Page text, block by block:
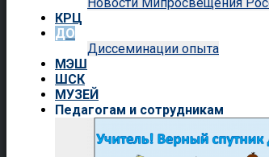
КРЦ
ДО
Диссеминации опыта
МЭШ
ШСК
МУЗЕЙ
Педагогам и сотрудникам